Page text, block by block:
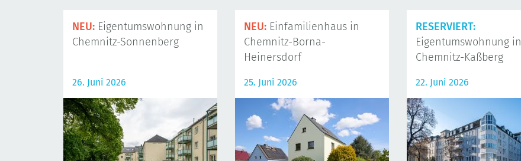
NEU: Eigentumswohnung in
Chemnitz-Sonnenberg
26. Juni 2026
NEU: Einfamilienhaus in
Chemnitz-Borna-
Heinersdorf
25. Juni 2026
RESERVIERT:
Eigentumswohnung in
Chemnitz-Kaßberg
22. Juni 2026